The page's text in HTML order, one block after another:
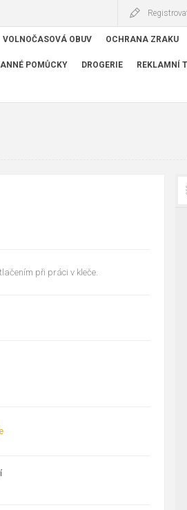
VOLNOČASOVÁ OBUV OCHRANA ZRAKU
POMŮCKY DROGERIE REKLAMNÍ
při práci v kleče.